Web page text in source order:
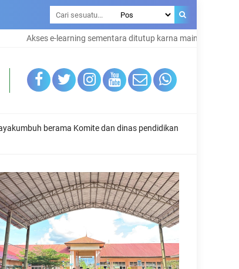
e-learning sementara ditutup karna maintenance system
berama Komite dan dinas pendidikan